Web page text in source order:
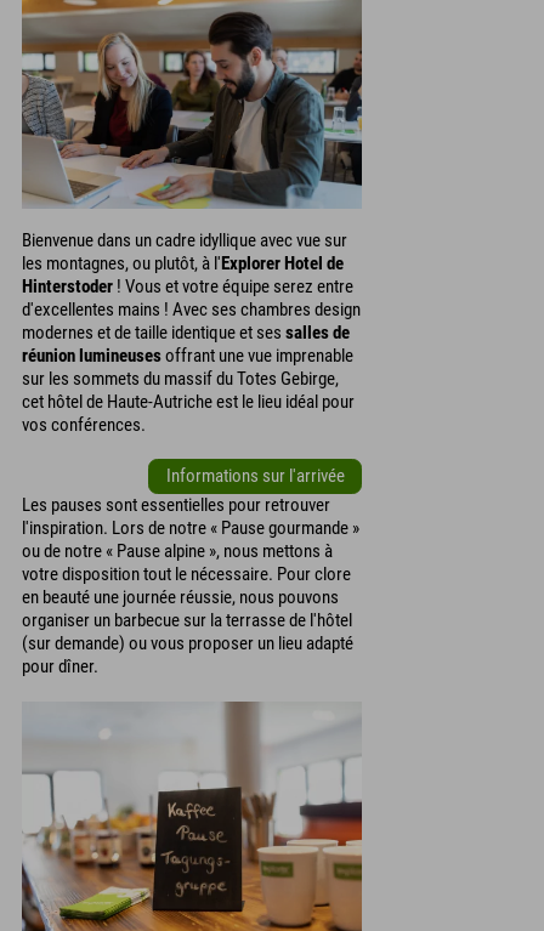
Bienvenue dans un cadre idyllique avec vue sur
les montagnes, ou plutôt, à l'Explorer Hotel de
Hinterstoder ! Vous et votre équipe serez entre
d'excellentes mains ! Avec ses chambres design
modernes et de taille identique et ses salles de
réunion lumineusesoffrant une vue imprenable
sur les sommets du massif du Totes Gebirge,
cet hôtel de Haute-Autriche est le lieu idéal pour
vos conférences.
Informations sur l'arrivée
Les pauses sont essentielles pour retrouver
l'inspiration. Lors de notre « Pause gourmande »
ou de notre « Pause alpine », nous mettons à
votre disposition tout le nécessaire. Pour clore
en beauté une journée réussie, nous pouvons
organiser un barbecue sur la terrasse de l'hôtel
(sur demande) ou vous proposer un lieu adapté
pour dîner.